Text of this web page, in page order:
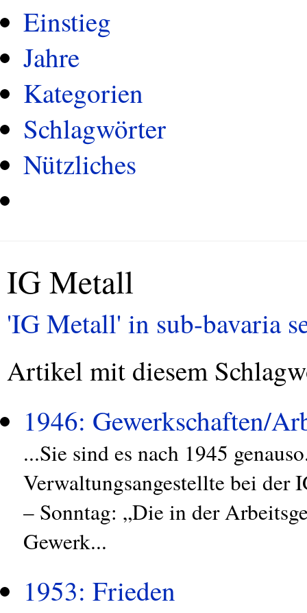
Einstieg
Jahre
Kategorien
Schlagwörter
Nützliches
IG Metall
'IG Metall' in sub-bavaria
Artikel mit diesem
1946: Gewerkschaften/
...Sie sind es nach 1945
Verwaltungsangestellte bei
– Sonntag: „Die in der
Gewerk...
1953: Frieden